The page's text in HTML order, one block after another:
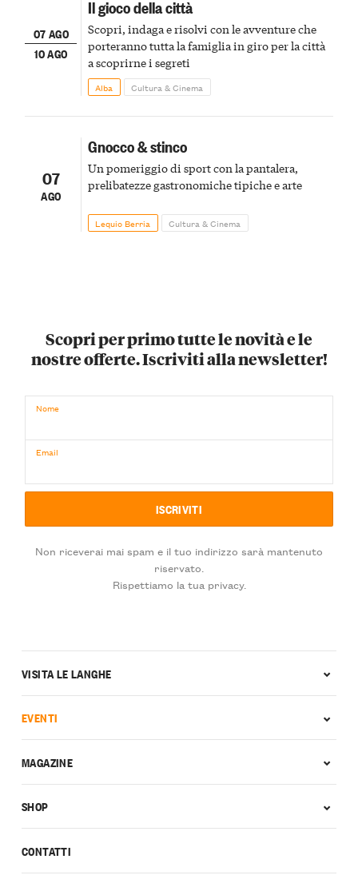
07 AGO
10 AGO
Il gioco della città
Scopri, indaga e risolvi con le avventure che
porteranno tutta la famiglia in giro per la città
a scoprirne i segreti
Alba Cultura & Cinema
07
AGO
Gnocco & stinco
Un pomeriggio di sport con la pantalera,
prelibatezze gastronomiche tipiche e arte
Lequio Berria Cultura & Cinema
Scopri per primo tutte le novità e le
nostre offerte. Iscriviti alla newsletter!
Nome
Email
Non riceverai mai spam e il tuo indirizzo sarà mantenuto
riservato.
Rispettiamo la tua privacy.
CONTATTI
VISITA LE LANGHE
EVENTI
MAGAZINE
SHOP